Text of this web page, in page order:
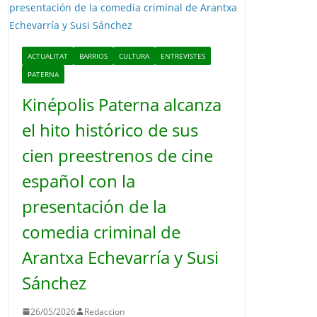
ACTUALITAT BARRIOS CULTURA
ENTREVISTES
PATERNA
Kinépolis Paterna alcanza
el hito histórico de sus
cien preestrenos de cine
español con la
presentación de la
comedia criminal de
Arantxa Echevarría y Susi
Sánchez
26/05/2026 Redaccion